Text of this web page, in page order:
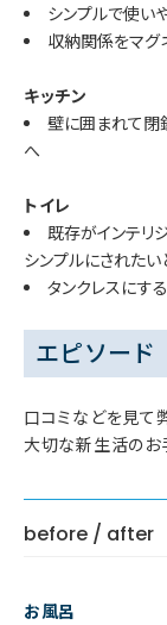
シンプルで使い
収納関係をマグ
キッチン
壁に囲まれて閉
へ
トイレ
既存がインテリ
シンプルにされた
タンクレスにす
エピソード
口コミなどを見て
大切な新生活のお
before / after
お風呂